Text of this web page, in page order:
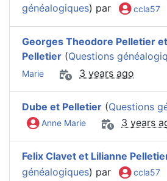
généalogiques) par ccla57
Georges Theodore Pelletier
Pelletier (Questions
Marie
3 years ago
Dube et Pelletier (Questions
Anne Marie 3 years
Felix Clavet et Lilianne
généalogiques) par ccla57